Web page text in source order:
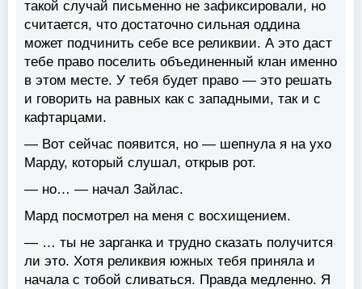
такой случай письменно не зафиксировали, но
считается, что достаточно сильная оддина
может подчинить себе все реликвии. А это даст
тебе право поселить объединенный клан именно
в этом месте. У тебя будет право — это решать
и говорить на равных как с западными, так и с
кафтарцами.
— Вот сейчас появится, но — шепнула я на ухо
Марду, который слушал, открыв рот.
— но… — начал Зайлас.
Мард посмотрел на меня с восхищением.
— … ты не зарганка и трудно сказать получится
ли это. Хотя реликвия южных тебя приняла и
начала с тобой сливаться. Правда медленно. Я